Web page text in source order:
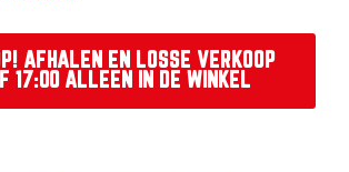
AFHALEN EN LOSSE VERKOOP
17:00 ALLEEN IN DE WINKEL